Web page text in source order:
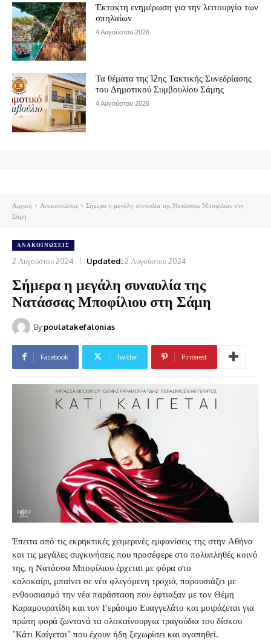
Έκτακτη ενημέρωση για την λειτουργία των
σπηλαίων
4 Αυγούστου 2026
Τα θέματα της 12ης Τακτικής Συνεδρίασης
του Δημοτικού Συμβουλίου Σάμης
4 Αυγούστου 2026